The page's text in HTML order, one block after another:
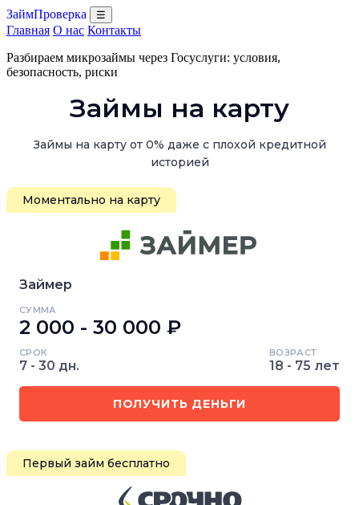
ЗаймПроверка ☰
Главная О нас Контакты
Разбираем микрозаймы через Госуслуги: условия,
безопасность, риски
Займы на карту
Займы на карту от 0% даже с плохой кредитной
историей
Моментально на карту
Займер
СУММА
2 000 - 30 000 ₽
СРОК
7 - 30 дн.
ВОЗРАСТ
18 - 75 лет
ПОЛУЧИТЬ ДЕНЬГИ
Первый займ бесплатно